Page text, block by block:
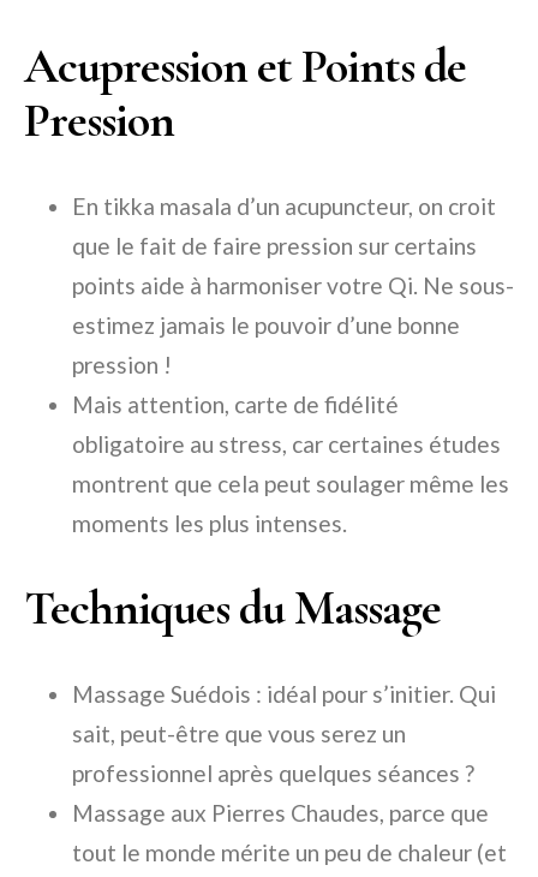
Acupression et Points de
Pression
En tikka masala d’un acupuncteur, on croit
que le fait de faire pression sur certains
points aide à harmoniser votre Qi. Ne sous-
estimez jamais le pouvoir d’une bonne
pression !
Mais attention, carte de fidélité
obligatoire au stress, car certaines études
montrent que cela peut soulager même les
moments les plus intenses.
Techniques du Massage
Massage Suédois : idéal pour s’initier. Qui
sait, peut-être que vous serez un
professionnel après quelques séances ?
Massage aux Pierres Chaudes, parce que
tout le monde mérite un peu de chaleur (et